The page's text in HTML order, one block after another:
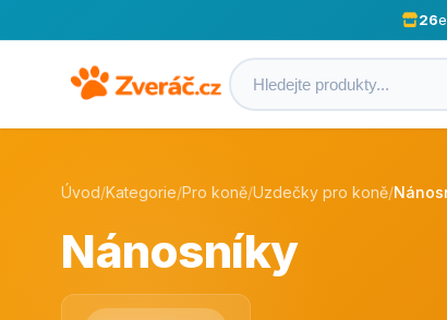
26
Úvod/Kategorie/Pro koně/Uzdečky pro koně/
Nánosníky